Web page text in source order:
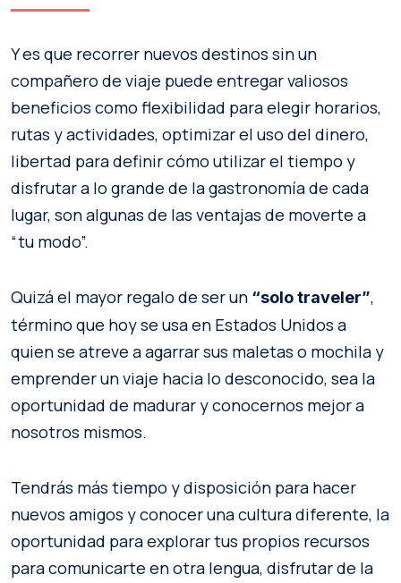
Y es que recorrer nuevos destinos sin un
compañero de viaje puede entregar valiosos
beneficios como flexibilidad para elegir horarios,
rutas y actividades, optimizar el uso del dinero,
libertad para definir cómo utilizar el tiempo y
disfrutar a lo grande de la gastronomía de cada
lugar, son algunas de las ventajas de moverte a
“tu modo”.
Quizá el mayor regalo de ser un “solo traveler”,
término que hoy se usa en Estados Unidos a
quien se atreve a agarrar sus maletas o mochila y
emprender un viaje hacia lo desconocido, sea la
oportunidad de madurar y conocernos mejor a
nosotros mismos.
Tendrás más tiempo y disposición para hacer
nuevos amigos y conocer una cultura diferente, la
oportunidad para explorar tus propios recursos
para comunicarte en otra lengua, disfrutar de la